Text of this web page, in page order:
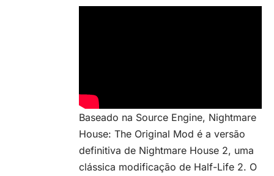
Baseado na Source Engine, Nightmare
House: The Original Mod é a versão
definitiva de Nightmare House 2, uma
clássica modificação de Half-Life 2. O